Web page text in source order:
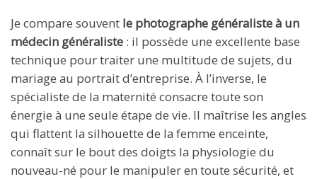
Je compare souvent le photographe généraliste à un
médecin généraliste : il possède une excellente base
technique pour traiter une multitude de sujets, du
mariage au portrait d’entreprise. À l’inverse, le
spécialiste de la maternité consacre toute son
énergie à une seule étape de vie. Il maîtrise les angles
qui flattent la silhouette de la femme enceinte,
connaît sur le bout des doigts la physiologie du
nouveau-né pour le manipuler en toute sécurité, et